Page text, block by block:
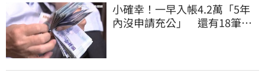
小確幸！一早入帳4.2萬「5年
內沒申請充公」 還有18筆錢